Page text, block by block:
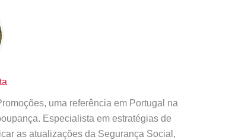
uma referência em Portugal na
Especialista em estratégias de
as atualizações da Segurança Social,